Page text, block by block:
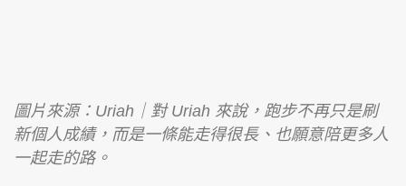
圖片來源：Uriah｜對 Uriah 來說，跑步不再只是刷
新個人成績，而是一條能走得很長、也願意陪更多人
一起走的路。